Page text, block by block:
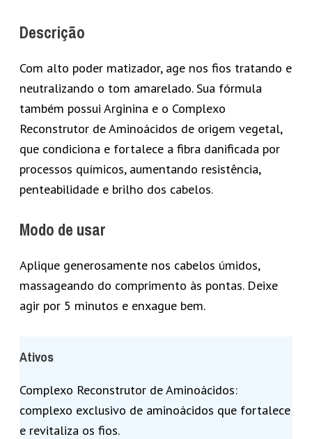
Descrição
Com alto poder matizador, age nos fios tratando e
neutralizando o tom amarelado. Sua fórmula
também possui Arginina e o Complexo
Reconstrutor de Aminoácidos de origem vegetal,
que condiciona e fortalece a fibra danificada por
processos químicos, aumentando resistência,
penteabilidade e brilho dos cabelos.
Modo de usar
Aplique generosamente nos cabelos úmidos,
massageando do comprimento às pontas. Deixe
agir por 5 minutos e enxague bem.
Ativos
Complexo Reconstrutor de Aminoácidos:
complexo exclusivo de aminoácidos que fortalece
e revitaliza os fios.